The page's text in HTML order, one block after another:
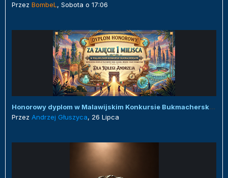
Przez BombeL , Sobota o 17:06
Honorowy dyplom w Malawijskim Konkursie Bukmacherskim :)
Przez Andrzej Głuszyca, 26 Lipca